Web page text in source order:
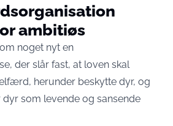
ambitiøs
noget nyt en
der slår fast, at loven skal
herunder beskytte dyr, og
som levende og sansende